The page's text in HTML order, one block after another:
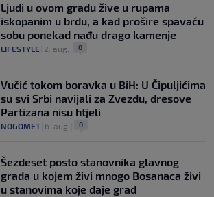
Ljudi u ovom gradu žive u rupama
iskopanim u brdu, a kad prošire spavaću
sobu ponekad nađu drago kamenje
LIFESTYLE 2. aug. 0
Vučić tokom boravka u BiH: U Čipuljićima
su svi Srbi navijali za Zvezdu, dresove
Partizana nisu htjeli
NOGOMET 6. aug. 0
Šezdeset posto stanovnika glavnog
grada u kojem živi mnogo Bosanaca živi
u stanovima koje daje grad